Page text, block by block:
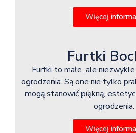
Więcej
Furtki
Furtki to małe, ale
ogrodzenia. Są one nie tylko
mogą stanowić piękną,
ogrodzenia.
Więcej